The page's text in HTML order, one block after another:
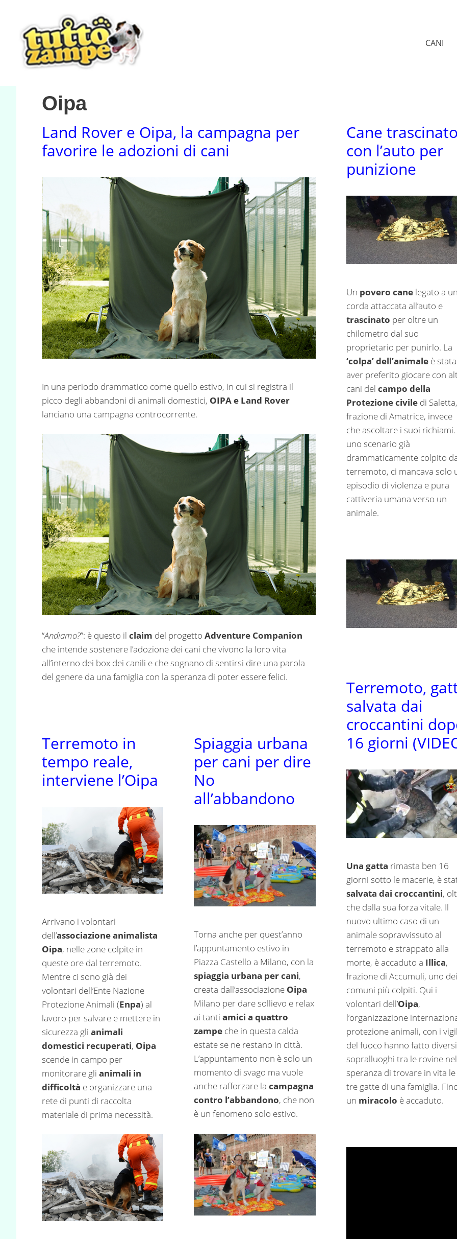
contenuto
CANI
Oipa
Land Rover e Oipa, la campagna per
favorire le adozioni di cani
In una periodo drammatico come quello estivo, in cui si registra il
picco degli abbandoni di animali domestici, OIPA e Land Rover
lanciano una campagna controcorrente.
“Andiamo?”: è questo il claim del progetto Adventure Companion
che intende sostenere l’adozione dei cani che vivono la loro vita
all’interno dei box dei canili e che sognano di sentirsi dire una parola
del genere da una famiglia con la speranza di poter essere felici.
Cane
con l’auto per
punizione
Un povero canelegato a
corda attaccata all’auto e
trascinato per oltre un
chilometro dal suo
proprietario per punirlo. La
‘colpa’ dell’animaleè
aver preferito giocare con
cani del campo della
Protezione civiledi Saletta,
frazione di Amatrice, invece
che ascoltare i suoi richiami.
uno scenario già
drammaticamente colpito
terremoto, ci mancava solo
episodio di violenza e pura
cattiveria umana verso un
animale.
Terremoto,
salvata dai
croccantini
16 giorni
Una gatta rimasta ben 16
giorni sotto le macerie, è
salvata dai croccantini,
che dalla sua forza vitale. Il
nuovo ultimo caso di un
animale sopravvissuto al
terremoto e strappato alla
morte, è accaduto a Illica,
frazione di Accumuli, uno dei
comuni più colpiti. Qui i
volontari dell’Oipa,
l’organizzazione
protezione animali, con i
del fuoco hanno fatto diversi
sopralluoghi tra le rovine
speranza di trovare in vita le
tre gatte di una famiglia.
un miracolo è accaduto.
Terremoto in
tempo reale,
interviene l’Oipa
Arrivano i volontari
dell’associazione animalista
Oipa, nelle zone colpite in
queste ore dal terremoto.
Mentre ci sono già dei
volontari dell’Ente Nazione
Protezione Animali (Enpa) al
lavoro per salvare e mettere in
sicurezza gli animali
domestici recuperati, Oipa
scende in campo per
monitorare gli animali in
difficoltà e organizzare una
rete di punti di raccolta
materiale di prima necessità.
Spiaggia urbana
per cani per dire
No
all’abbandono
Torna anche per quest’anno
l’appuntamento estivo in
Piazza Castello a Milano, con la
spiaggia urbana per cani,
creata dall’associazione Oipa
Milano per dare sollievo e relax
ai tanti amici a quattro
zampe che in questa calda
estate se ne restano in città.
L’appuntamento non è solo un
momento di svago ma vuole
anche rafforzare lacampagna
contro l’abbandono, che non
è un fenomeno solo estivo.